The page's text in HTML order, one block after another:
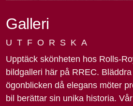
Galleri
UTFORSKA
Upptäck skönheten hos Rolls-
bildgalleri här på RREC.
ögonblicken då elegans möter
bil berättar sin unika historia.